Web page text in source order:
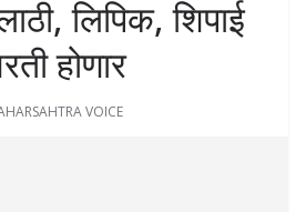
लिपिक, शिपाई
होणार
VOICE